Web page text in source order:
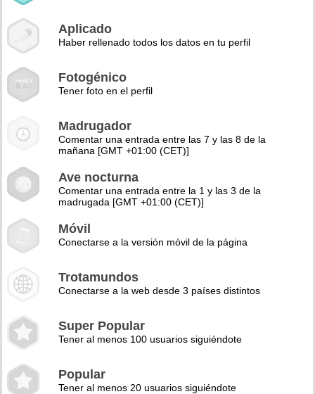
Aplicado
Haber rellenado todos los datos en tu perfil
Fotogénico
Tener foto en el perfil
Madrugador
Comentar una entrada entre las 7 y las 8 de la
mañana [GMT +01:00 (CET)]
Ave nocturna
Comentar una entrada entre la 1 y las 3 de la
madrugada [GMT +01:00 (CET)]
Móvil
Conectarse a la versión móvil de la página
Trotamundos
Conectarse a la web desde 3 países distintos
Super Popular
Tener al menos 100 usuarios siguiéndote
Popular
Tener al menos 20 usuarios siguiéndote